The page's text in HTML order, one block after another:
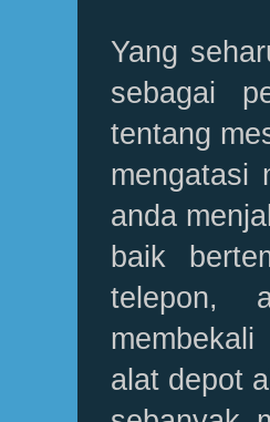
Yang
sebagai
tentang
mengatasi
anda
baik
telepon,
alat depot